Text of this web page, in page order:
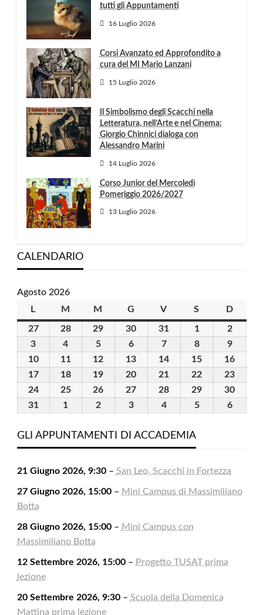
tutti gli Appuntamenti
16 Luglio 2026
Corsi Avanzato ed Approfondito a
cura del MI Mario Lanzani
15 Luglio 2026
Il Simbolismo degli Scacchi nella
Letteratura, nell’Arte e nel Cinema:
Giorgio Chinnici dialoga con
Alessandro Marini
14 Luglio 2026
Corso Junior del Mercoledì
Pomeriggio 2026/2027
13 Luglio 2026
CALENDARIO
Agosto 2026
L
M martedì
M mercoledì
G giovedìV venerdì
S sabatoD
2727
Luglio
2026
2828
29 30 31 11
Agosto
2026
22
Agosto
2026
3
Agosto
2026
4
Agosto
2026
55
Agosto
2026
66
Agosto
2026
77
Agosto
2026
88
Agosto
2026
99
Agosto
2026
1010
Agosto
2026
1111
Agosto
2026
12
Agosto
13
Agosto
14
Agosto
15
Agosto
16
1717
Agosto
1818
Agosto
19
Agosto
20
Agosto
21
Agosto
22
Agosto
23
2424
Agosto
2525
Agosto
26
Agosto
27
Agosto
28
Agosto
29
Agosto
30
3131
2026
1
2026
22
2026
33
2026
44
2026
55
66
GLI APPUNTAMENTI DI ACCADEMIA
21 Giugno 2026, 9:30– San Leo, Scacchi in Fortezza
27 Giugno 2026, 15:00– Mini Campus di Massimiliano
Botta
28 Giugno 2026, 15:00– Mini Campus con
Massimiliano Botta
12 Settembre 2026, 15:00– Progetto TUSAT prima
lezione
20 Settembre 2026, 9:30– Scuola della Domenica
Mattina prima lezione